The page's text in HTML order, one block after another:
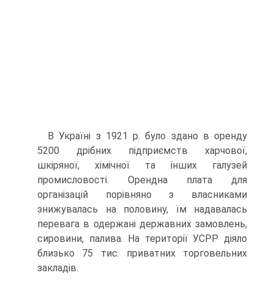
В Україні з 1921 р. було здано в оренду
5200 дрібних підприємств харчової,
шкіряної, хімічної та інших галузей
промисловості. Орендна плата для
організацій порівняно з власниками
знижувалась на половину, їм надавалась
перевага в одержані державних замовлень,
сировини, палива. На території УСРР діяло
близько 75 тис. приватних торговельних
закладів.